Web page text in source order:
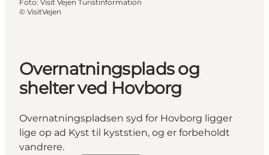
Foto: Visit Vejen Turistinformation
© VisitVejen
Overnatningsplads og
shelter ved Hovborg
Overnatningspladsen syd for Hovborg ligger
lige op ad Kyst til kyststien, og er forbeholdt
vandrere.